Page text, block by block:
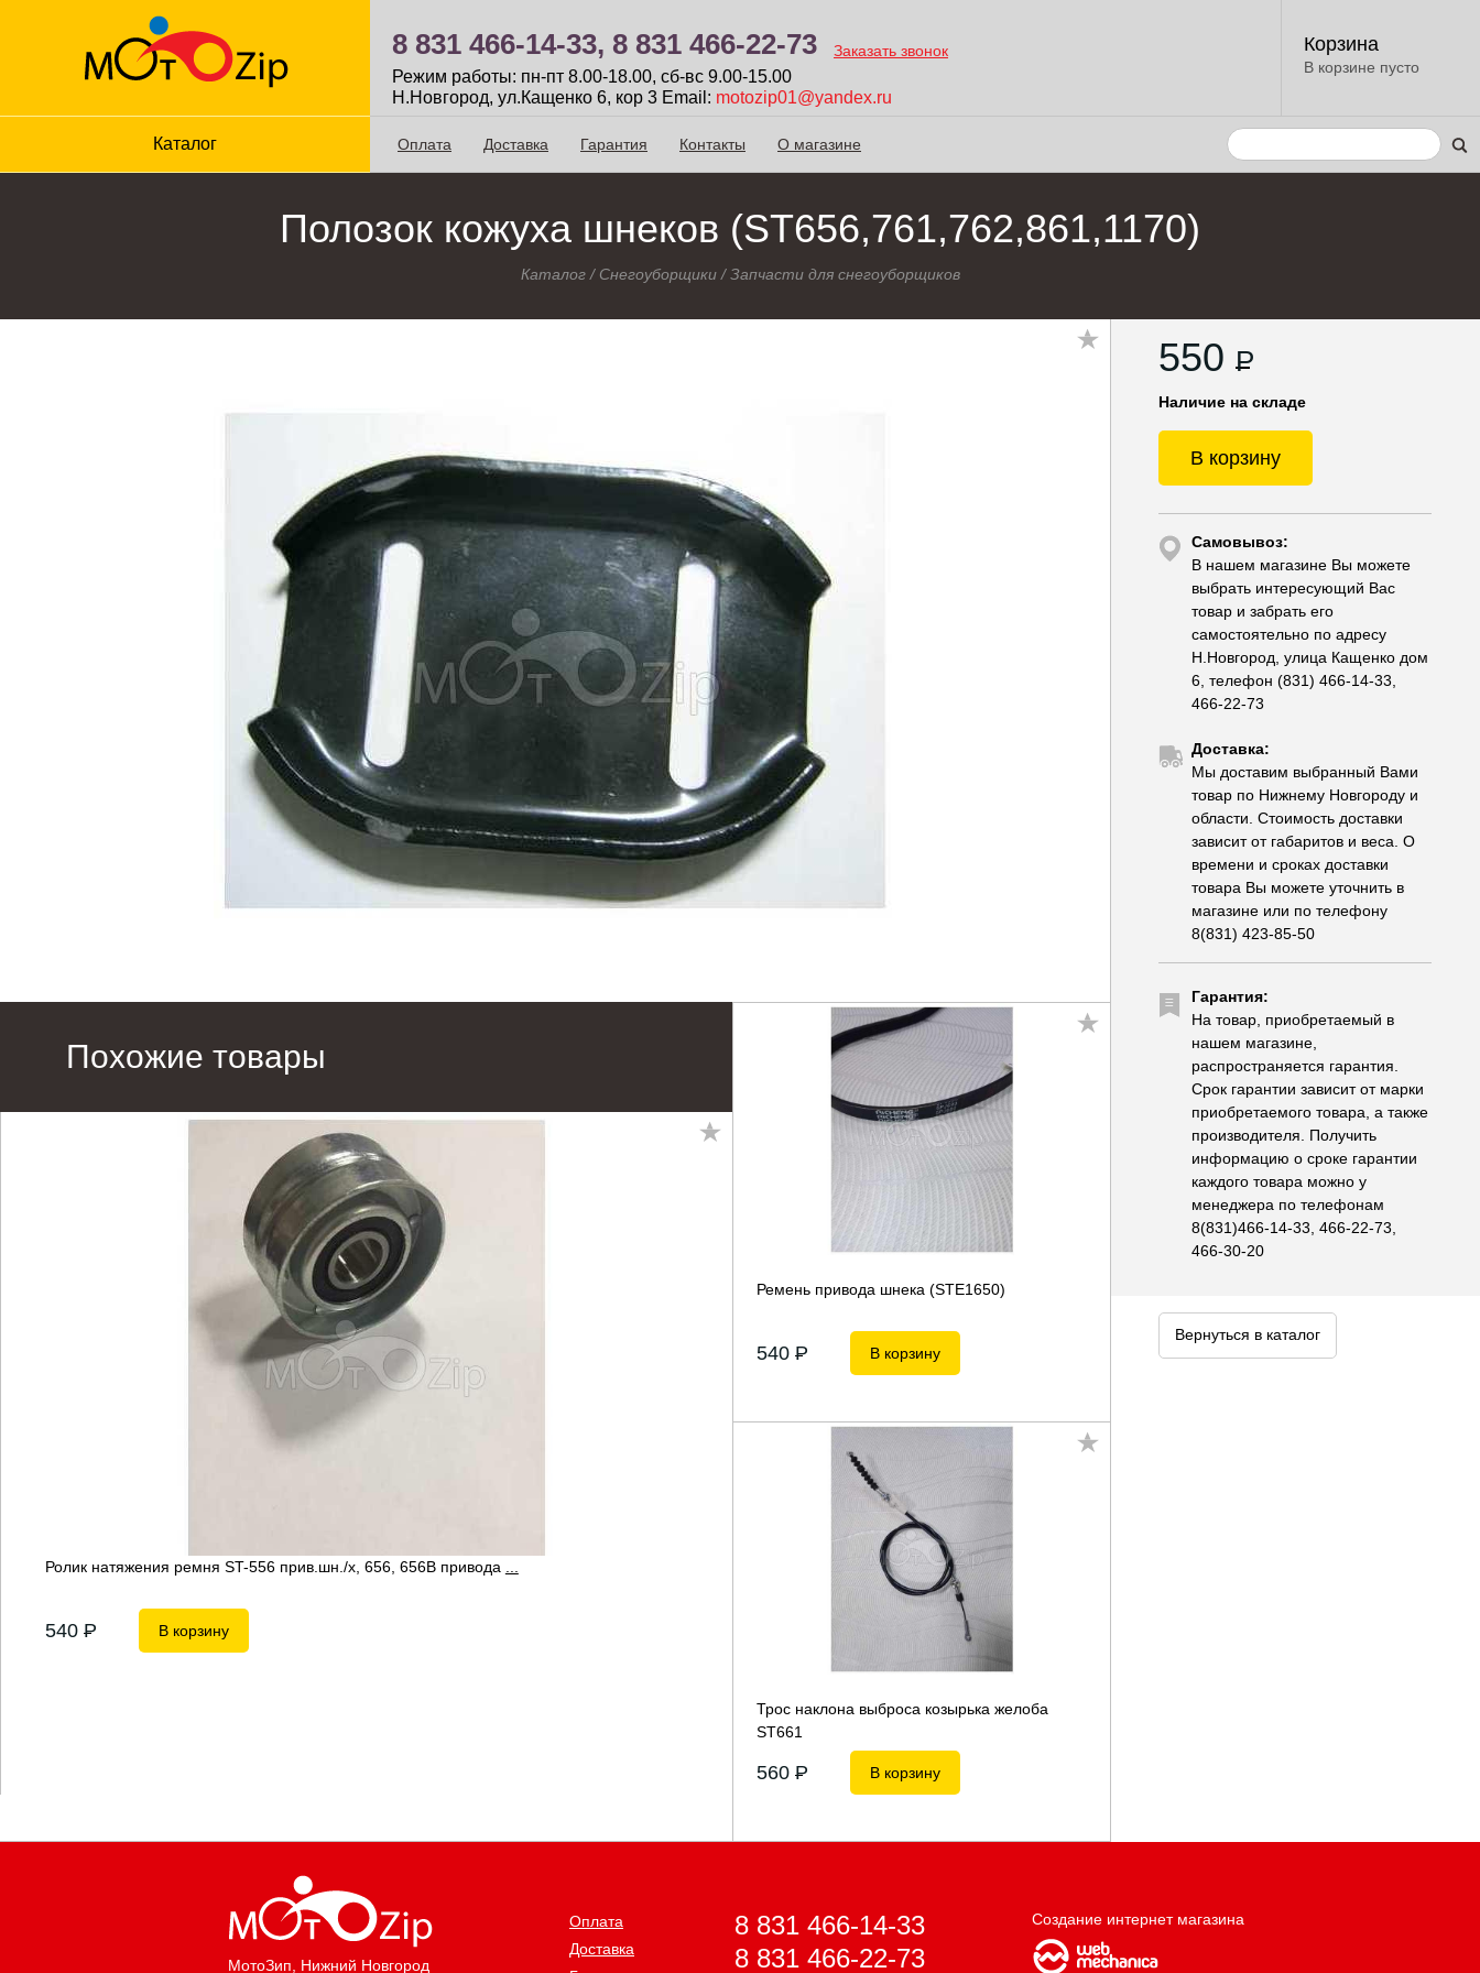
8 831 466-14-33, 8 831 466-22-73 Заказать звонок
Режим работы: пн-пт 8.00-18.00, сб-вc 9.00-15.00
Н.Новгород, ул.Кащенко 6, кор 3 Email: motozip01@yandex.ru
Корзина
В корзине пусто
Каталог Оплата Доставка Гарантия Контакты О магазине
Полозок кожуха шнеков (ST656,761,762,861,1170)
Каталог/ Снегоуборщики/Запчасти для снегоуборщиков
550 P
Наличие на складе
В корзину
Самовывоз:
В нашем магазине Вы можете
выбрать интересующий Вас
товар и забрать его
самостоятельно по адресу
Н.Новгород, улица Кащенко дом
6, телефон (831) 466-14-33,
466-22-73
Доставка:
Мы доставим выбранный Вами
товар по Нижнему Новгороду и
области. Стоимость доставки
зависит от габаритов и веса. О
времени и сроках доставки
товара Вы можете уточнить в
магазине или по телефону
8(831) 423-85-50
Гарантия:
На товар, приобретаемый в
нашем магазине,
распространяется гарантия.
Срок гарантии зависит от марки
приобретаемого товара, а также
производителя. Получить
информацию о сроке гарантии
каждого товара можно у
менеджера по телефонам
8(831)466-14-33, 466-22-73,
466-30-20
Вернуться в каталог
Похожие товары
Ролик натяжения ремня ST-556 прив.шн./х, 656, 656B привода
540 P В корзину
Ремень привода шнека (SТЕ1650)
540 P В корзину
Трос наклона выброса козырька желоба
ST661
560 P В корзину
МотоЗип , Нижний Новгород
Оплата
Доставка
8 831 466-14-33
8 831 466-22-73
Создание интернет магазина